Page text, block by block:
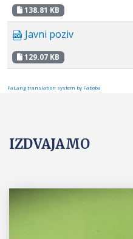
138.81 KB
Javni poziv
129.07 KB
FaLang translation system by Faboba
IZDVAJAMO